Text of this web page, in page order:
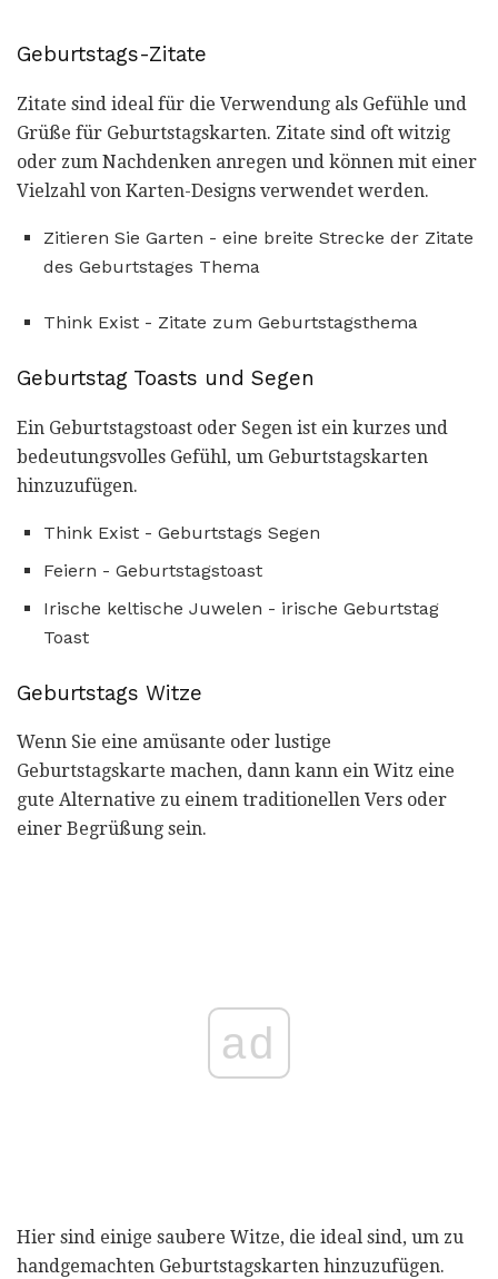
Geburtstags-Zitate
Zitate sind ideal für die Verwendung als Gefühle und
Grüße für Geburtstagskarten. Zitate sind oft witzig
oder zum Nachdenken anregen und können mit einer
Vielzahl von Karten-Designs verwendet werden.
Zitieren Sie Garten - eine breite Strecke der Zitate
des Geburtstages Thema
Think Exist - Zitate zum Geburtstagsthema
Geburtstag Toasts und Segen
Ein Geburtstagstoast oder Segen ist ein kurzes und
bedeutungsvolles Gefühl, um Geburtstagskarten
hinzuzufügen.
Think Exist - Geburtstags Segen
Feiern - Geburtstagstoast
Irische keltische Juwelen - irische Geburtstag
Toast
Geburtstags Witze
Wenn Sie eine amüsante oder lustige
Geburtstagskarte machen, dann kann ein Witz eine
gute Alternative zu einem traditionellen Vers oder
einer Begrüßung sein.
ad
Hier sind einige saubere Witze, die ideal sind, um zu
handgemachten Geburtstagskarten hinzuzufügen.